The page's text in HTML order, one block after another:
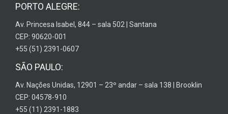
PORTO ALEGRE:
Av. Princesa Isabel, 844 – sala 502 | Santana
CEP: 90620-001
+55 (51) 2391-0607
SÃO PAULO:
Av. Nações Unidas, 12901 – 23º andar – sala 138 | Brooklin
CEP: 04578-910
+55 (11) 2391-1883